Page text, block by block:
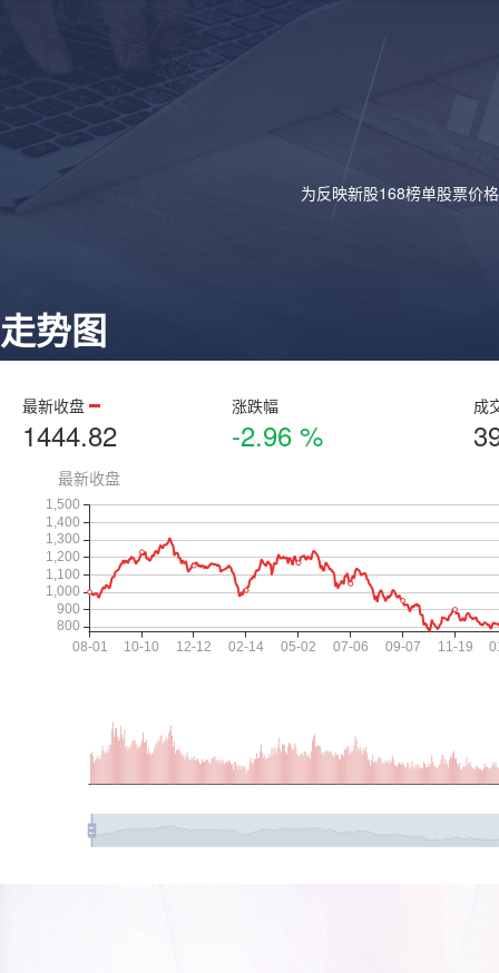
为反映新股168榜单股票价
走势图
最新收盘
1444.82
涨跌幅
-2.96 %
成